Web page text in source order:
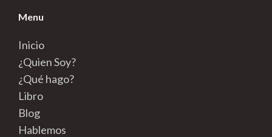
Menu
Inicio
¿Quien Soy?
¿Qué hago?
Libro
Blog
Hablemos